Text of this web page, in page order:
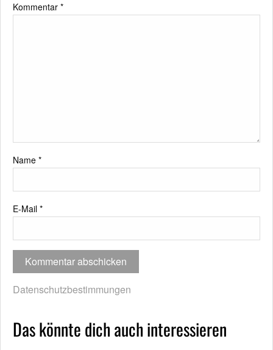
Kommentar *
Name *
E-Mail *
Datenschutzbestimmungen
Das könnte dich auch interessieren